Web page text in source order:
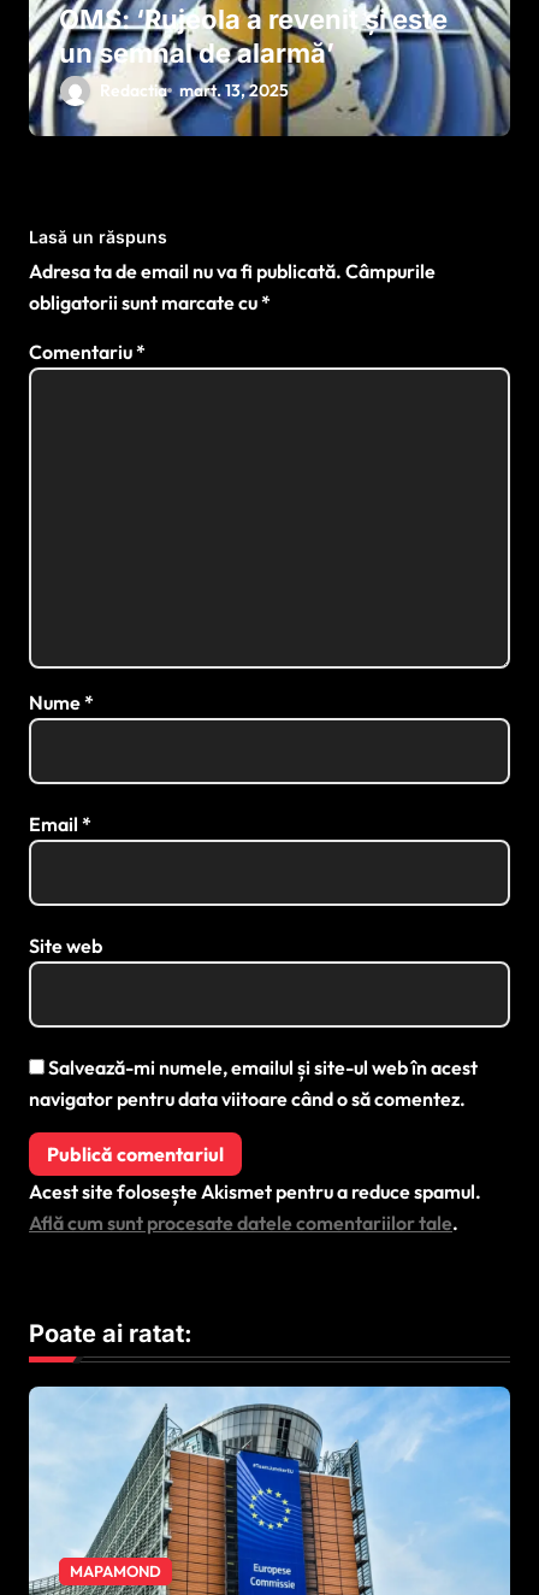
OMS: ‘Rujeola a revenit și este
un semnal de alarmă’
Redactia mart. 13, 2025
Lasă un răspuns
Adresa ta de email nu va fi publicată. Câmpurile
obligatorii sunt marcate cu*
Comentariu*
Nume*
Email *
Site web
Salvează-mi numele, emailul și site-ul web în acest
navigator pentru data viitoare când o să comentez.
Acest site folosește Akismet pentru a reduce spamul.
Află cum sunt procesate datele comentariilor tale.
Poate ai ratat:
MAPAMOND